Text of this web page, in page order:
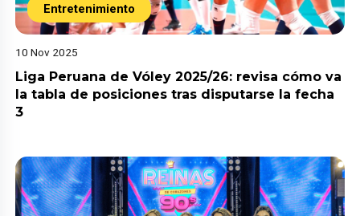
Entretenimiento
10 Nov 2025
Liga Peruana de Vóley 2025/26: revisa cómo va
la tabla de posiciones tras disputarse la fecha
3